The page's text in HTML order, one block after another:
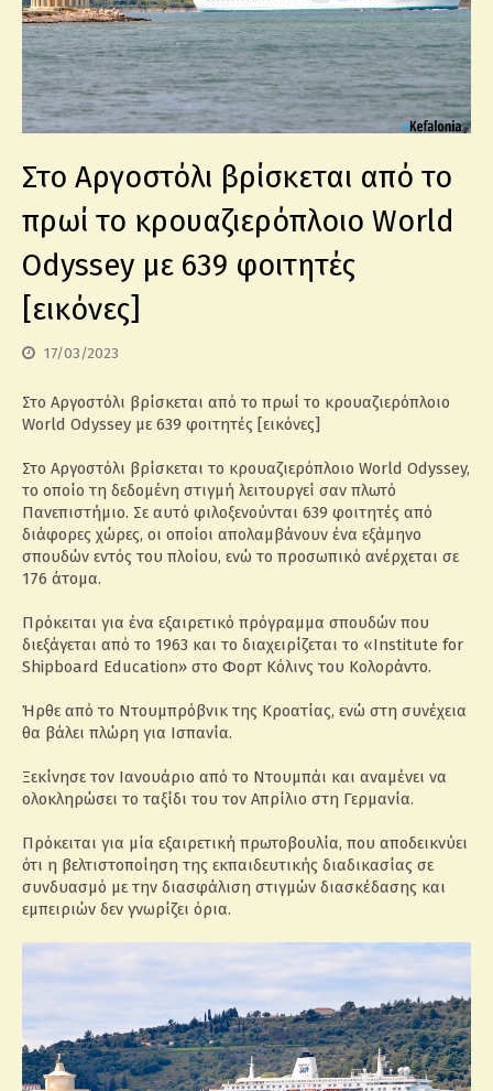
Στο Αργοστόλι βρίσκεται από το
πρωί το κρουαζιερόπλοιο World
Odyssey με 639 φοιτητές
[εικόνες]
17/03/2023
Στο Αργοστόλι βρίσκεται από το πρωί το κρουαζιερόπλοιο
World Odyssey με 639 φοιτητές [εικόνες]
Στο Αργοστόλι βρίσκεται το κρουαζιερόπλοιο World Odyssey,
το οποίο τη δεδομένη στιγμή λειτουργεί σαν πλωτό
Πανεπιστήμιο. Σε αυτό φιλοξενούνται 639 φοιτητές από
διάφορες χώρες, οι οποίοι απολαμβάνουν ένα εξάμηνο
σπουδών εντός του πλοίου, ενώ το προσωπικό ανέρχεται σε
176 άτομα.
Πρόκειται για ένα εξαιρετικό πρόγραμμα σπουδών που
διεξάγεται από το 1963 και το διαχειρίζεται το «Institute for
Shipboard Education» στο Φορτ Κόλινς του Κολοράντο.
Ήρθε από το Ντουμπρόβνικ της Κροατίας, ενώ στη συνέχεια
θα βάλει πλώρη για Ισπανία.
Ξεκίνησε τον Ιανουάριο από το Ντουμπάι και αναμένει να
ολοκληρώσει το ταξίδι του τον Απρίλιο στη Γερμανία.
Πρόκειται για μία εξαιρετική πρωτοβουλία, που αποδεικνύει
ότι η βελτιστοποίηση της εκπαιδευτικής διαδικασίας σε
συνδυασμό με την διασφάλιση στιγμών διασκέδασης και
εμπειριών δεν γνωρίζει όρια.